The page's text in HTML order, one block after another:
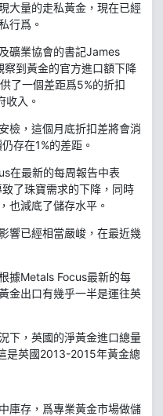
大量的走私黃金，現在已經
行爲。
礦業協會的書記James
察到黃金的官方進口額下降
了一個差距爲5%的折扣
入。
檢，這個月底折扣差將會消
存在1%的差距。
在最新的每周報告中表
了珠寶需求的下降，同時
也減底了儲存水平。
響已經相當嚴峻，在最近幾
據Metals Focus最新的每
金出口有幾乎一半是運往英
下，英國的淨黃金進口總量
是英國2013-2015年黃金總
庫存，爲專業黃金市場做儲